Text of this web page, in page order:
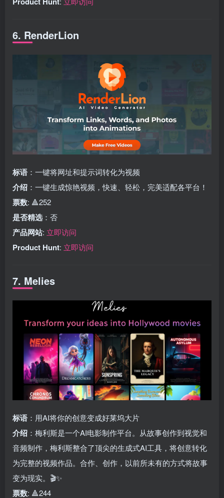
6. RenderLion
标语 ：一键将网址和提示词转化为视频
介绍 ：一键生成惊艳视频，快速、轻松，完美适配各平台！
票数: 🔺252
是否精选 ：否
产品网站: 立即访问
Product Hunt: 立即访问
7. Melies
标语 ：用AI将你的创意变成好莱坞大片
介绍 ：梅利斯是一个AI电影制作平台。从故事创作到视觉和
音频制作，梅利斯整合了顶尖的生成式AI工具，将创意转化
为完整的视频作品。合作、创作，以前所未有的方式将故事
变为现实。🎬✨
票数: 🔺244